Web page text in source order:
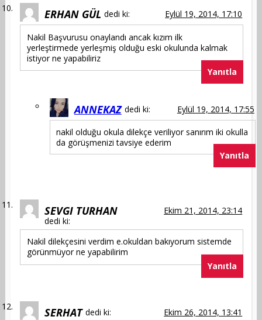
ERHAN GÜL dedi ki: Eylül 19, 2014, 17:10
Nakil Başvurusu onaylandı ancak kızım ilk
yerleştirmede yerleşmiş olduğu eski okulunda kalmak
istiyor ne yapabiliriz
Yanıtla
ANNEKAZ dedi ki: Eylül 19, 2014, 17:55
nakil olduğu okula dilekçe veriliyor sanırım iki okulla
da görüşmenizi tavsiye ederim
Yanıtla
SEVGI TURHAN
dedi ki:
Ekim 21, 2014, 23:14
Nakil dilekçesini verdim e.okuldan bakıyorum sistemde
görünmüyor ne yapabilirim
Yanıtla
SERHAT dedi ki: Ekim 26, 2014, 13:41